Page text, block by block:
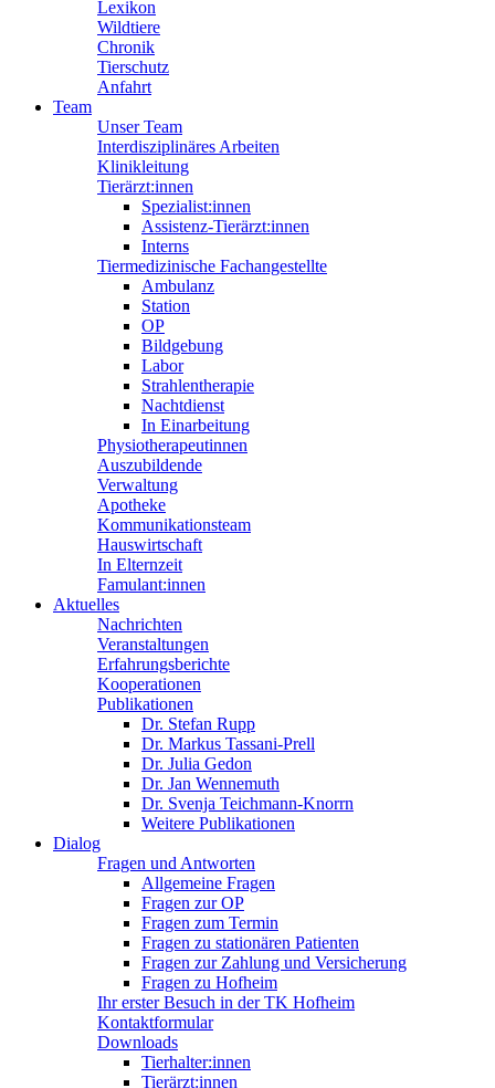
Lexikon
Wildtiere
Chronik
Tierschutz
Anfahrt
Team
Unser Team
Interdisziplinäres Arbeiten
Klinikleitung
Tierärzt:innen
Spezialist:innen
Assistenz-Tierärzt:innen
Interns
Tiermedizinische Fachangestellte
Ambulanz
Station
OP
Bildgebung
Labor
Strahlentherapie
Nachtdienst
In Einarbeitung
Physiotherapeutinnen
Auszubildende
Verwaltung
Apotheke
Kommunikationsteam
Hauswirtschaft
In Elternzeit
Famulant:innen
Aktuelles
Nachrichten
Veranstaltungen
Erfahrungsberichte
Kooperationen
Publikationen
Dr. Stefan Rupp
Dr. Markus Tassani-Prell
Dr. Julia Gedon
Dr. Jan Wennemuth
Dr. Svenja Teichmann-Knorrn
Weitere Publikationen
Dialog
Fragen und Antworten
Allgemeine Fragen
Fragen zur OP
Fragen zum Termin
Fragen zu stationären Patienten
Fragen zur Zahlung und Versicherung
Fragen zu Hofheim
Ihr erster Besuch in der TK Hofheim
Kontaktformular
Downloads
Tierhalter:innen
Tierärzt:innen